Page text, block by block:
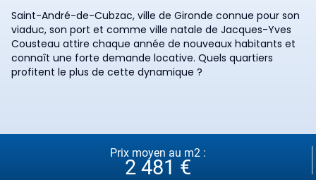
Saint-André-de-Cubzac, ville de Gironde connue pour son
viaduc, son port et comme ville natale de Jacques-Yves
Cousteau attire chaque année de nouveaux habitants et
connaît une forte demande locative. Quels quartiers
profitent le plus de cette dynamique ?
Prix moyen au m2 :
2 481 €